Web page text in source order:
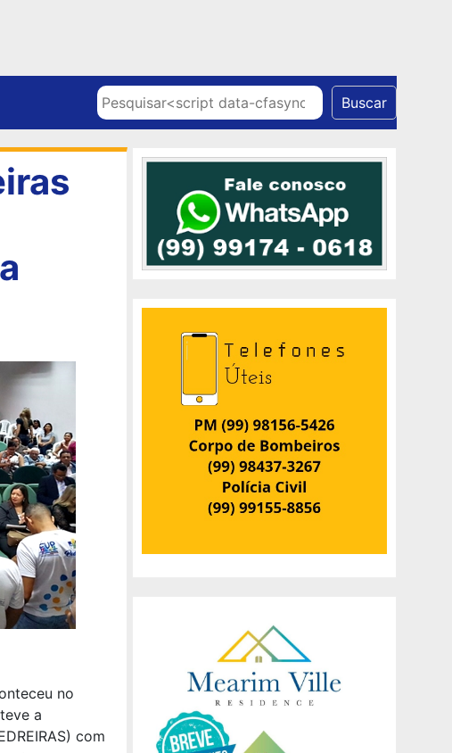
Pesquisar Buscar
no
a
com